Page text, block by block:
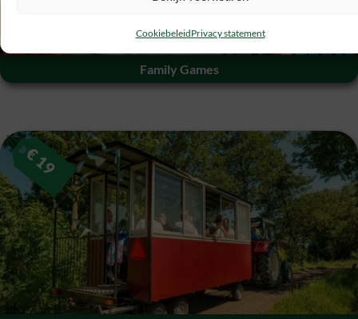
CookiebeleidPrivacy statement
Family Games
€
19